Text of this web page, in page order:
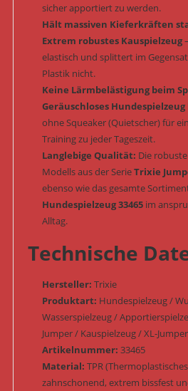
sicher apportiert zu werden.
Hält massiven Kieferkräften
Extrem robustes Kauspielzeug
elastisch und splittert im
Plastik nicht.
Keine Lärmbelästigung beim
Geräuschloses Hundespielzeug
ohne Squeaker (Quietscher) für
Training zu jeder Tageszeit.
Langlebige Qualität: Die
Modells aus der SerieTrixie
ebenso wie das gesamte
Hundespielzeug 33465im
Alltag.
Technische
Hersteller: Trixie
Produktart: Hundespielzeug /
Wasserspielzeug /
Jumper / Kauspielzeug / XL-Jumper
Artikelnummer: 33465
Material: TPR
zahnschonend, extrem bissfest